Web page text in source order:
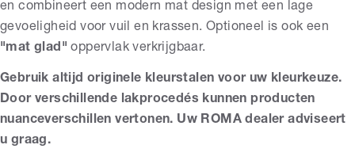
en combineert een modern mat design met een lage
gevoeligheid voor vuil en krassen. Optioneel is ook een
"mat glad" oppervlak verkrijgbaar.
Gebruik altijd originele kleurstalen voor uw kleurkeuze.
Door verschillende lakprocedés kunnen producten
nuanceverschillen vertonen. Uw ROMA dealer adviseert
u graag.